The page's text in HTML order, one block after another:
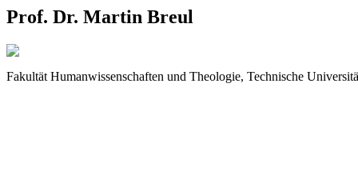
Prof. Dr. Martin Breul
Fakultät Humanwissenschaften und Theologie, Technische